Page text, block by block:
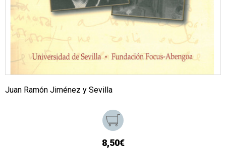
Juan Ramón Jiménez y Sevilla
8,50€